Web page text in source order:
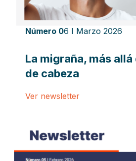
Número 06 I Marzo 2026
La migraña, más
de cabeza
Ver newsletter